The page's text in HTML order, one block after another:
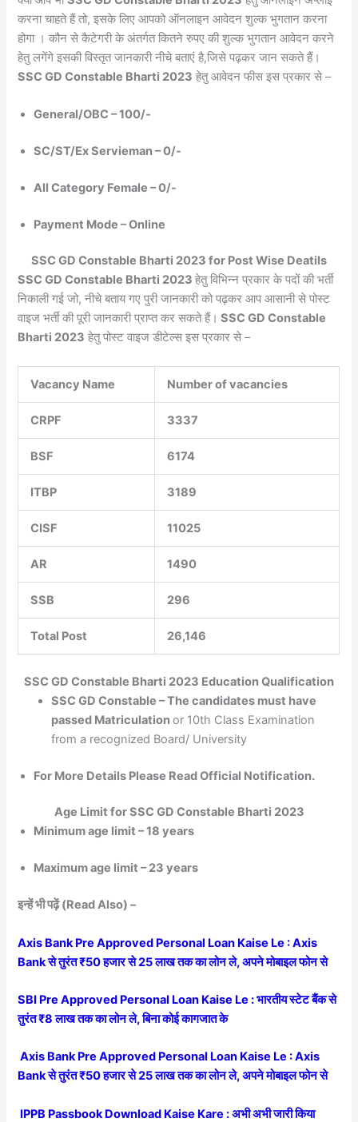
करना चाहते हैं तो, इसके लिए आपको ऑनलाइन आवेदन शुल्क भुगतान करना
होगा । कौन से कैटेगरी के अंतर्गत कितने रुपए की शुल्क भुगतान आवेदन करने
हेतु लगेंगे इसकी विस्तृत जानकारी नीचे बताएं है,जिसे पढ़कर जान सकते हैं।
SSC GD Constable Bharti 2023 हेतु आवेदन फीस इस प्रकार से –
General/OBC – 100/-
SC/ST/Ex Servieman – 0/-
All Category Female – 0/-
Payment Mode – Online
SSC GD Constable Bharti 2023 for Post Wise Deatils
SSC GD Constable Bharti 2023हेतु विभिन्न प्रकार के पदों की भर्ती
निकाली गई जो, नीचे बताय गए पुरी जानकारी को पढ़कर आप आसानी से पोस्ट
वाइज भर्ती की पूरी जानकारी प्राप्त कर सकते हैं। SSC GD Constable
Bharti 2023 हेतु पोस्ट वाइज डीटेल्स इस प्रकार से –
Vacancy Name Number of vacancies
CRPF 3337
BSF 6174
ITBP 3189
CISF 11025
AR 1490
SSB 296
Total Post 26,146
SSC GD Constable Bharti 2023 Education Qualification
SSC GD Constable – The candidates must have
passed Matriculationor 10th Class Examination
from a recognized Board/ University
For More Details Please Read Official Notification.
Age Limit for SSC GD Constable Bharti 2023
Minimum age limit – 18 years
Maximum age limit – 23 years
इन्हें भी पढ़ें (Read Also) –
Axis Bank Pre Approved Personal Loan Kaise Le : Axis
Bank से तुरंत ₹50 हजार से 25 लाख तक का लोन ले, अपने मोबाइल फोन से
SBI Pre Approved Personal Loan Kaise Le : भारतीय स्टेट बैंक से
तुरंत ₹8 लाख तक का लोन ले, बिना कोई कागजात के
Axis Bank Pre Approved Personal Loan Kaise Le : Axis
Bank से तुरंत ₹50 हजार से 25 लाख तक का लोन ले, अपने मोबाइल फोन से
IPPB Passbook Download Kaise Kare : अभी अभी जारी किया